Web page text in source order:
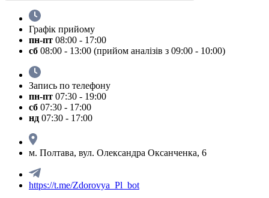
Графік прийому
пн-пт 08:00 - 17:00
сб 08:00 - 13:00 (прийом аналізів з 09:00 - 10:00)
Запись по телефону
пн-пт 07:30 - 19:00
сб 07:30 - 17:00
нд 07:30 - 17:00
м. Полтава, вул. Олександра Оксанченка, 6
https://t.me/Zdorovya_Pl_bot